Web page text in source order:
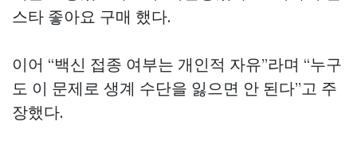
스타 좋아요 구매 했다.
이어 “백신 접종 여부는 개인적 자유”라며 “누구
도 이 문제로 생계 수단을 잃으면 안 된다”고 주
장했다.